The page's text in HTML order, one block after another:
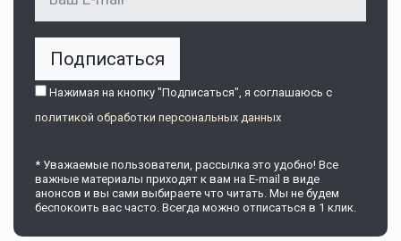
Подписаться
Нажимая на кнопку "Подписаться", я соглашаюсь c
политикой обработки персональных данных
* Уважаемые пользователи, рассылка это удобно! Все
важные материалы приходят к вам на E-mail в виде
анонсов и вы сами выбираете что читать. Мы не будем
беспокоить вас часто. Всегда можно отписаться в 1 клик.